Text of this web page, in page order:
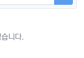
검색하
니다.